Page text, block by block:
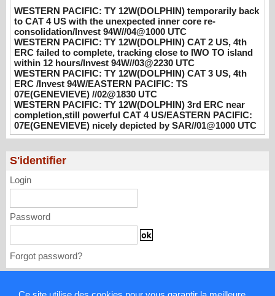
CAT 2 US, 4th ERC failed to complete,
tracking close to IWO TO island within 12
hours/Invest 94W//03@2230 UTC
08/04/2026 -PATRICK HOAREAU
WESTERN PACIFIC: TY 12W(DOLPHIN)
CAT 3 US, 4th ERC /Invest 94W/EASTERN
PACIFIC: TS 07E(GENEVIEVE) //02@1830
UTC
08/02/2026 -PATRICK HOAREAU
WESTERN PACIFIC: TY 12W(DOLPHIN)
4 US/EASTERN PACIFIC: 07E(GENEVIEVE)
nicely depicted by SAR//01@1000 UTC
08/01/2026 -PATRICK HOAREAU
WESTERN PACIFIC: TY 12W(DOLPHIN) temporarily back
to CAT 4 US with the unexpected inner core re-
consolidation/Invest 94W//04@1000 UTC
WESTERN PACIFIC: TY 12W(DOLPHIN) CAT 2 US, 4th
ERC failed to complete, tracking close to IWO TO island
within 12 hours/Invest 94W//03@2230 UTC
WESTERN PACIFIC: TY 12W(DOLPHIN) CAT 3 US, 4th
ERC /Invest 94W/EASTERN PACIFIC: TS
07E(GENEVIEVE) //02@1830 UTC
WESTERN PACIFIC: TY 12W(DOLPHIN) 3rd ERC near
completion,still powerful CAT 4 US/EASTERN PACIFIC:
07E(GENEVIEVE) nicely depicted by SAR//01@1000 UTC
S'identifier
Login
Password
Forgot password?
Mentions légales